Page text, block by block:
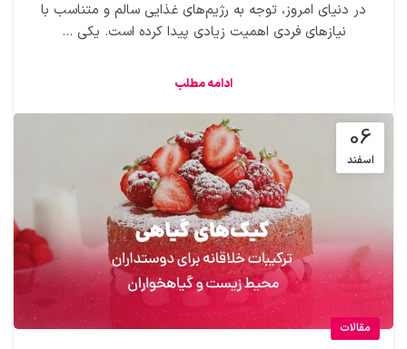
در دنیای امروز، توجه به رژیم‌های غذایی سالم و متناسب با
نیازهای فردی اهمیت زیادی پیدا کرده است. یکی ...
ادامه مطلب
06
اسفند
مقالات